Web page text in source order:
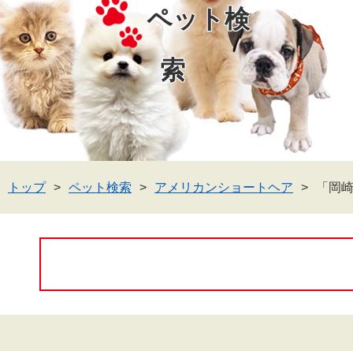
ペット検
索
トップ ペット検索 アメリカンショートヘア 「岡